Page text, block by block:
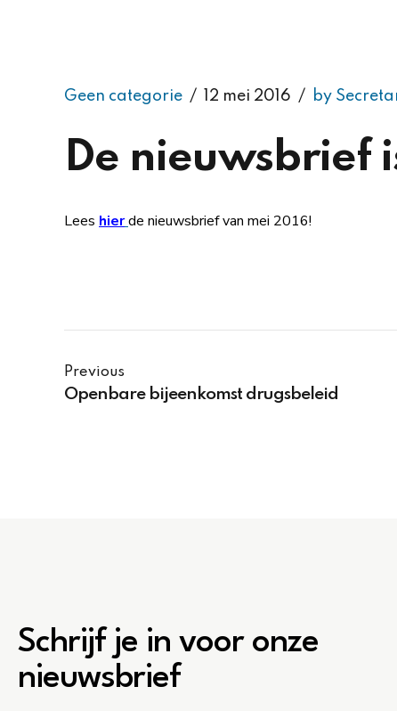
Geen categorie 12 mei 2016 by
De nieuwsbrief
Lees hierde nieuwsbrief van mei 2016!
Previous
Openbare bijeenkomst drugsbeleid
Schrijf je in voor onze
nieuwsbrief